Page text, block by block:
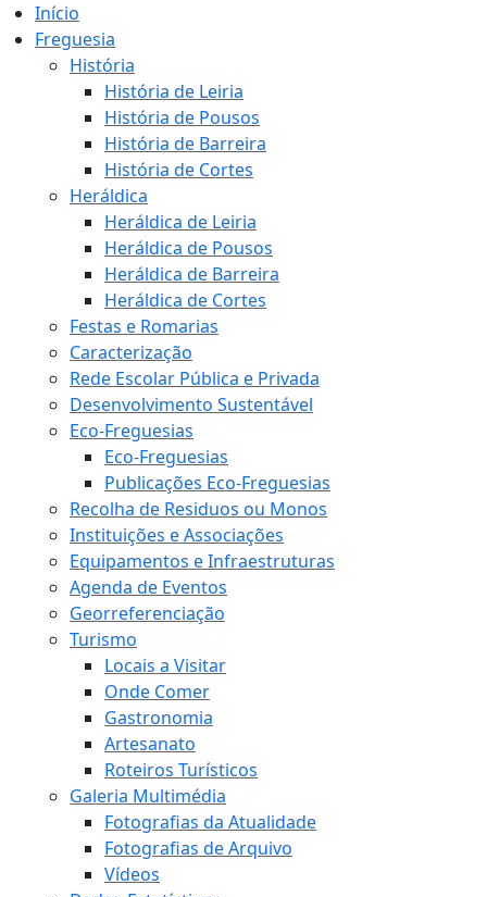
Início
Freguesia
História
História de Leiria
História de Pousos
História de Barreira
História de Cortes
Heráldica
Heráldica de Leiria
Heráldica de Pousos
Heráldica de Barreira
Heráldica de Cortes
Festas e Romarias
Caracterização
Rede Escolar Pública e Privada
Desenvolvimento Sustentável
Eco-Freguesias
Eco-Freguesias
Publicações Eco-Freguesias
Recolha de Residuos ou Monos
Instituições e Associações
Equipamentos e Infraestruturas
Agenda de Eventos
Georreferenciação
Turismo
Locais a Visitar
Onde Comer
Gastronomia
Artesanato
Roteiros Turísticos
Galeria Multimédia
Fotografias da Atualidade
Fotografias de Arquivo
Vídeos